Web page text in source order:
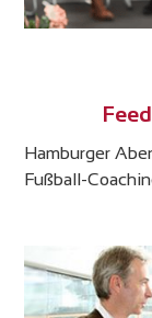
Hamburger
Fußball-